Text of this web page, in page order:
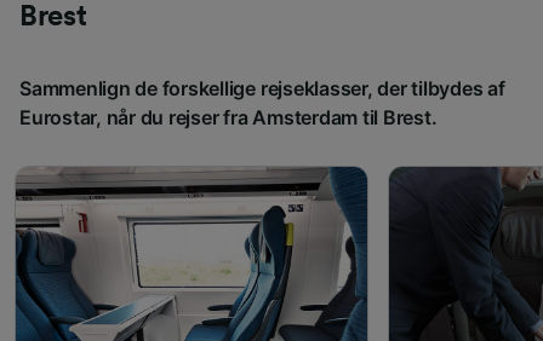
Brest
Sammenlign de forskellige rejseklasser, der tilbydes af
Eurostar, når du rejser fra Amsterdam til Brest.